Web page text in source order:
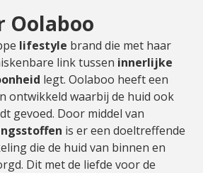
Oolaboo
lifestyle brand die met haar
link tussen innerlijke
legt. Oolaboo heeft een
ontwikkeld waarbij de huid ook
gevoed. Door middel van
is er een doeltreffende
die de huid van binnen en
Dit met de liefde voor de